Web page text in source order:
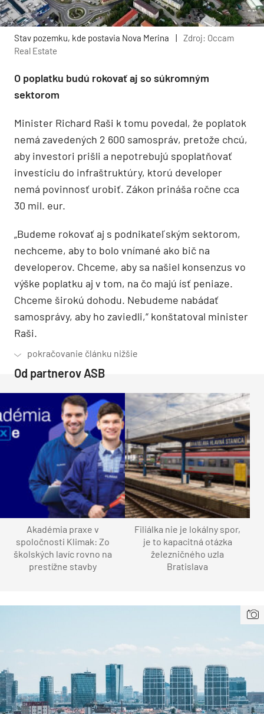
Stav pozemku, kde postavia Nova Merina |
Zdroj: Occam
Real Estate
O poplatku budú rokovať aj so súkromným
sektorom
Minister Richard Raši k tomu povedal, že poplatok
nemá zavedených 2 600 samospráv, pretože chcú,
aby investori prišli a nepotrebujú spoplatňovať
investíciu do infraštruktúry, ktorú developer
nemá povinnosť urobiť. Zákon prináša ročne cca
30 mil. eur.
„Budeme rokovať aj s podnikateľským sektorom,
nechceme, aby to bolo vnímané ako bič na
developerov. Chceme, aby sa našiel konsenzus vo
výške poplatku aj v tom, na čo majú ísť peniaze.
Chceme širokú dohodu. Nebudeme nabádať
samosprávy, aby ho zaviedli,“ konštatoval minister
Raši.
Od partnerov ASB
Akadémia praxe v
spoločnosti Klimak: Zo
školských lavíc rovno na
prestížne stavby
Filiálka nie je lokálny spor,
je to kapacitná otázka
železničného uzla
Bratislava